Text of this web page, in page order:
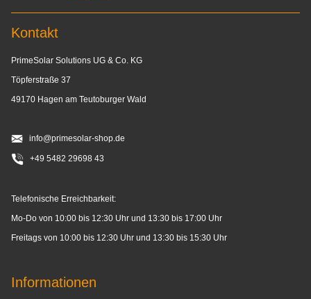
Kontakt
PrimeSolar Solutions UG & Co. KG
Töpferstraße 37
49170 Hagen am Teutoburger Wald
info@primesolar-shop.de
+49 5482 29698 43
Telefonische Erreichbarkeit:
Mo-Do von 10:00 bis 12:30 Uhr und 13:30 bis 17:00 Uhr
Freitags von 10:00 bis 12:30 Uhr und 13:30 bis 15:30 Uhr
Informationen